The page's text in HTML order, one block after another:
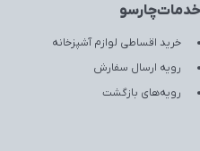
خدمات‌چارسو
خرید اقساطی لوازم آشپزخانه
رویه ارسال سفارش
رویه‌های بازگشت